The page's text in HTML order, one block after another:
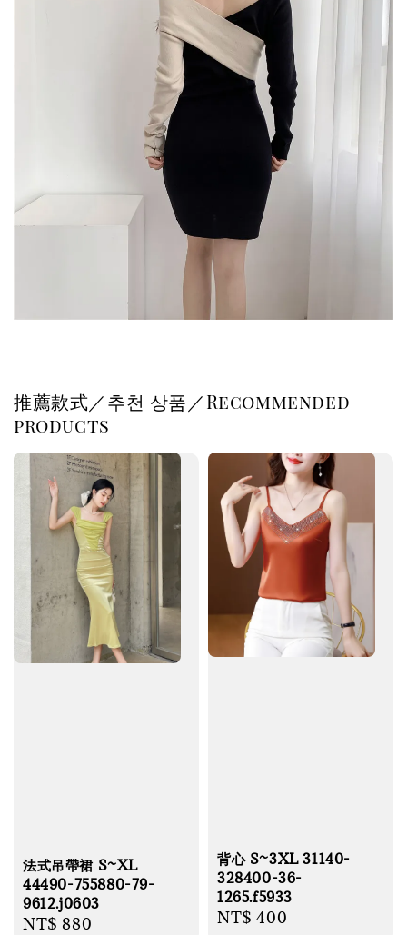
推薦款式／추천 상품／Recommended
products
法式吊帶裙 S~XL
44490-755880-79-
9612.j0603
Regular
NT$ 880
背心 S~3XL 31140-
328400-36-
1265.f5933
Regular
NT$ 400